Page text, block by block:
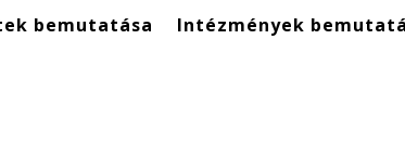
bemutatása Intézmények